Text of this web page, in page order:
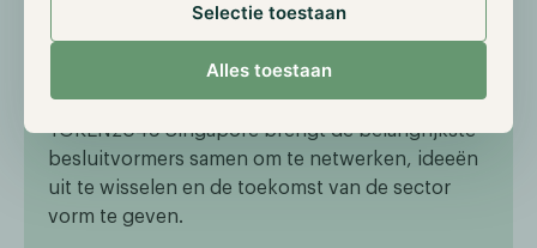
Selectie toestaan
Alles toestaan
Token 2049 Singapore
TOKEN2049 Singapore brengt de belangrijkste
besluitvormers samen om te netwerken, ideeën
uit te wisselen en de toekomst van de sector
vorm te geven.